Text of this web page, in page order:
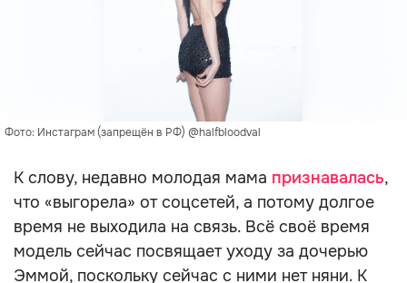
Фото: Инстаграм (запрещён в РФ) @halfbloodval
К слову, недавно молодая мама признавалась,
что «выгорела» от соцсетей, а потому долгое
время не выходила на связь. Всё своё время
модель сейчас посвящает уходу за дочерью
Эммой, поскольку сейчас с ними нет няни. К